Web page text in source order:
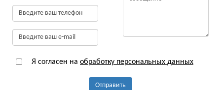
Я согласен на обработку персональных данных
Отправить